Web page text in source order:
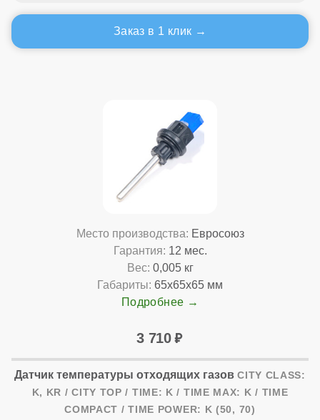
Заказ в 1 клик
Место производства: Евросоюз
Гарантия: 12 мес.
Вес: 0,005 кг
Габариты: 65x65x65 мм
Подробнее
3 710
Датчик температуры отходящих газов CITY CLASS:
K, KR / CITY TOP / TIME: K / TIME MAX: K / TIME
COMPACT / TIME POWER: K (50, 70)